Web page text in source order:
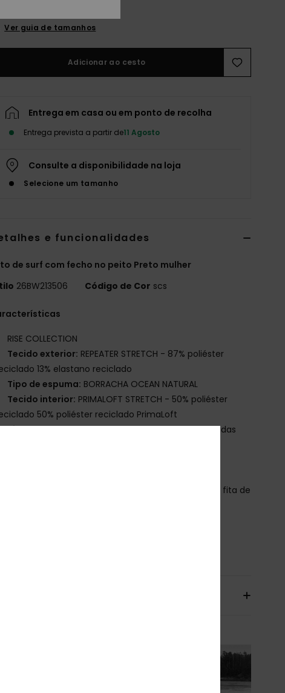
Ver guia de tamanhos
Adicionar ao cesto
Entrega em casa ou em ponto de recolha
Entrega prevista a partir de11 Agosto
Consulte a disponibilidade na loja
Selecione um tamanho
e funcionalidades
de surf com fecho no peito Preto mulher
26BW213506 Código de Cor scs
RISE COLLECTION
Tecido exterior: REPEATER STRETCH - 87% poliéster
13% elastano reciclado
Tipo de espuma: BORRACHA OCEAN NATURAL
Tecido interior: PRIMALOFT STRETCH - 50% poliéster
50% poliéster reciclado PrimaLoft
Tipo de corpo:Fato completo de mangas compridas
Detalhe da costura - Interior: : nT Fita de reforço e fita de